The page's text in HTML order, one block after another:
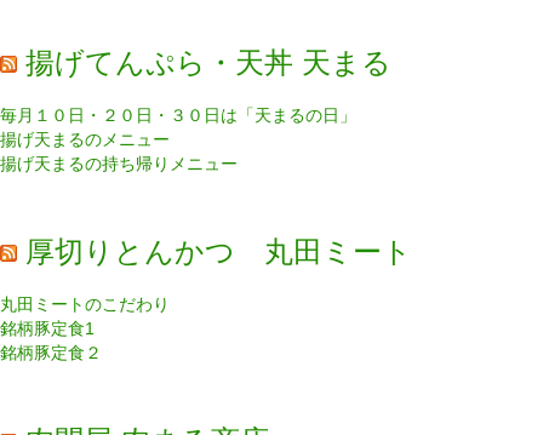
揚げてんぷら・天丼 天まる
毎月１０日・２０日・３０日は「天まるの日」
揚げ天まるのメニュー
揚げ天まるの持ち帰りメニュー
厚切りとんかつ 丸田ミート
丸田ミートのこだわり
銘柄豚定食1
銘柄豚定食２